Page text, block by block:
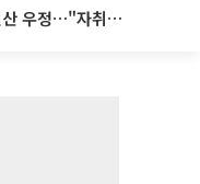
'나혼산' 류혜영, 고경표와 16년산 우정…"자취방서 부모님과 마주쳐"